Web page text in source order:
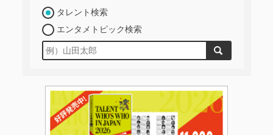
タレント検索
エンタメトピック検索